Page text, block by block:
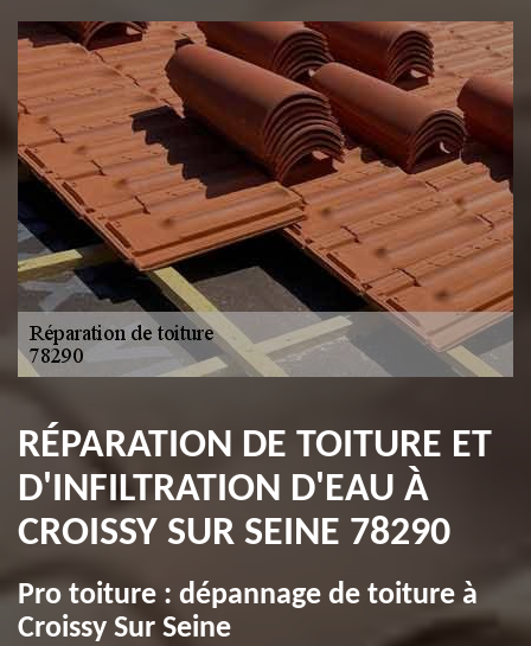
RÉPARATION DE TOITURE ET
D'INFILTRATION D'EAU À
CROISSY SUR SEINE 78290
Pro toiture : dépannage de toiture à
Croissy Sur Seine